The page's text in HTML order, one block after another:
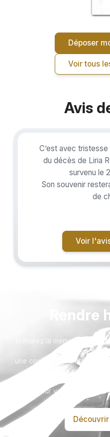
Déposer
Voir tous
Avis
C’est avec
du décès de Liria
survenu le
Son souvenir
de
Voir
Rendre
Honorez la mémoire de
vous
une composition florale, une
message
Toutes nos options sont
pour vous aider à